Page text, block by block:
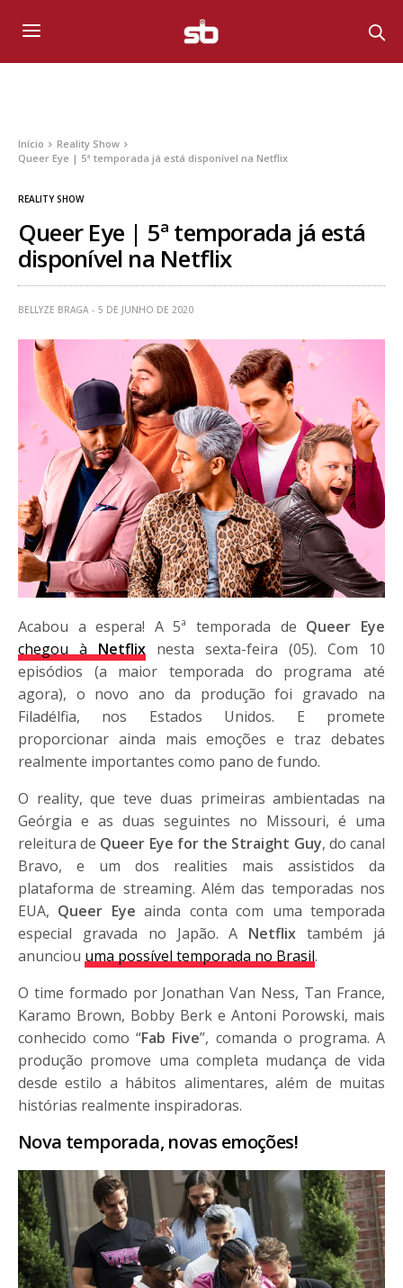
Início
Reality Show
Queer Eye | 5ª temporada já está disponível na Netflix
REALITY SHOW
Queer Eye | 5ª temporada já está
disponível na Netflix
BELLYZE BRAGA 5 DE JUNHO DE 2020
Acabou a espera! A 5ª temporada de Queer Eye
chegou à Netflix nesta sexta-feira (05). Com 10
episódios (a maior temporada do programa até
agora), o novo ano da produção foi gravado na
Filadélfia, nos Estados Unidos. E promete
proporcionar ainda mais emoções e traz debates
realmente importantes como pano de fundo.
O reality, que teve duas primeiras ambientadas na
Geórgia e as duas seguintes no Missouri, é uma
releitura de Queer Eye for the Straight Guy, do canal
Bravo, e um dos realities mais assistidos da
plataforma de streaming. Além das temporadas nos
EUA, Queer Eye ainda conta com uma temporada
especial gravada no Japão. A Netflix também já
anunciou uma possível temporada no Brasil.
O time formado por Jonathan Van Ness, Tan France,
Karamo Brown, Bobby Berk e Antoni Porowski, mais
conhecido como “Fab Five”, comanda o programa. A
produção promove uma completa mudança de vida
desde estilo a hábitos alimentares, além de muitas
histórias realmente inspiradoras.
Nova temporada, novas emoções!